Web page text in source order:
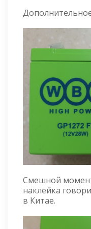
Смешной
наклейка
в Китае.